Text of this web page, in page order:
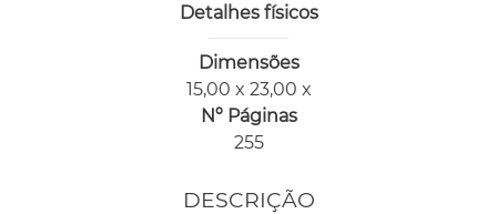
Detalhes físicos
Dimensões
15,00 x 23,00 x
Nº Páginas
255
DESCRIÇÃO